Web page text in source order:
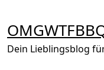
springen
Dein Lieblingsblog